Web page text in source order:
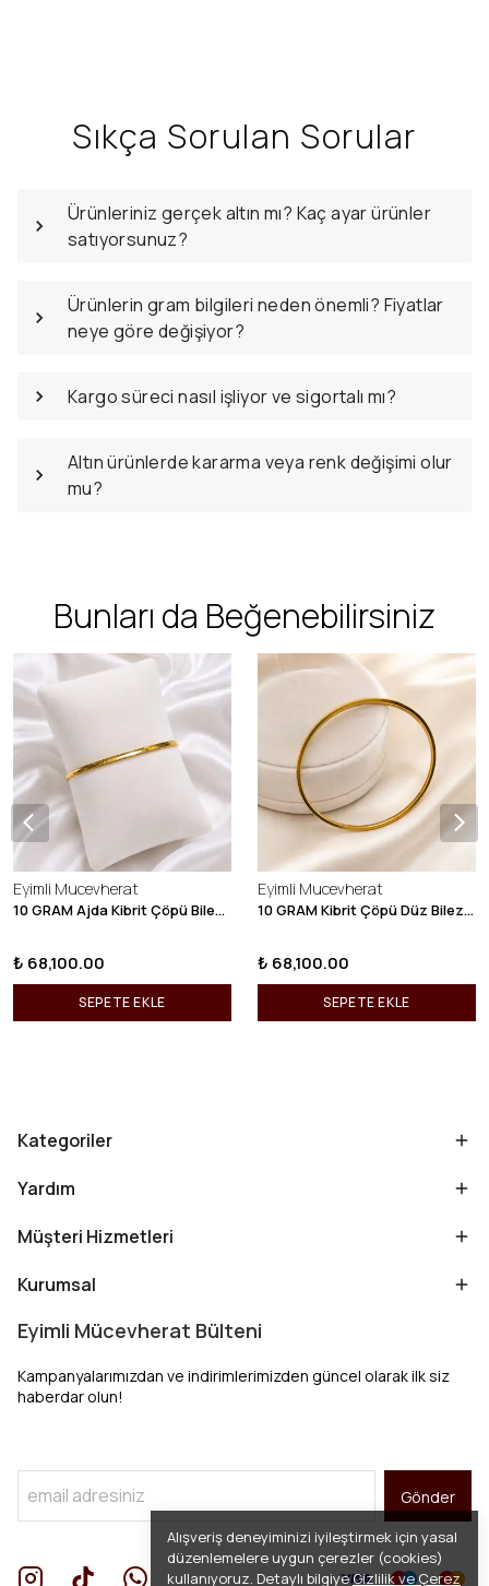
Alışveriş deneyiminizi iyileştirmek için yasal
düzenlemelere uygun çerezler (cookies)
kullanıyoruz. Detaylı bilgiyeGizlilik ve Çerez
Sıkça Sorulan Sorular
Ürünleriniz gerçek altın mı? Kaç ayar ürünler
satıyorsunuz?
Ürünlerin gram bilgileri neden önemli? Fiyatlar
neye göre değişiyor?
Kargo süreci nasıl işliyor ve sigortalı mı?
Altın ürünlerde kararma veya renk değişimi olur
mu?
Bunları da Beğenebilirsiniz
Eyimli Mucevherat
10 GRAM Ajda Kibrit Çöpü Bilezik 22 Ayar 22BLZ003
₺ 68,100.00
SEPETE EKLE
Eyimli Mucevherat
10 GRAM Kibrit Çöpü Düz Bilezik 22 Ayar 22BLZ001
₺ 68,100.00
SEPETE EKLE
Kategoriler
Yardım
Müşteri Hizmetleri
Kurumsal
Eyimli Mücevherat Bülteni
Kampanyalarımızdan ve indirimlerimizden güncel olarak ilk siz
haberdar olun!
Gönder